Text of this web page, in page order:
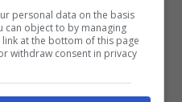
vivere sbagliati o di
mentre invece
pensiamo si
personal data on the basis
can object to by managing
at the bottom of this page
withdraw consent in privacy